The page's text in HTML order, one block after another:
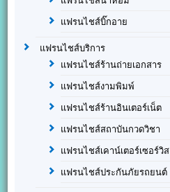
แฟรนไชส์บิ๊กอาย
แฟรนไชส์บริการ
แฟรนไชส์ร้านถ่ายเอกสาร
แฟรนไชส์งามพิมพ์
แฟรนไชส์ร้านอินเตอร์เน็ต
แฟรนไชส์สถาบันกวดวิชา
แฟรนไชส์เคาน์เตอร์เซอร์วิส
แฟรนไชส์ประกันภัยรถยนต์